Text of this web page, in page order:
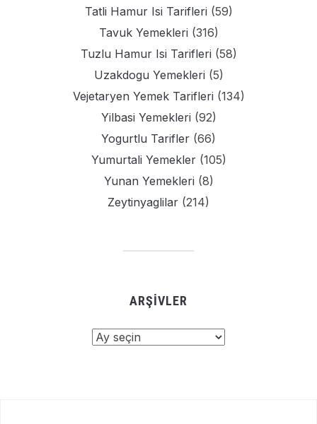
Tatli Hamur Isi Tarifleri (59)
Tavuk Yemekleri (316)
Tuzlu Hamur Isi Tarifleri (58)
Uzakdogu Yemekleri (5)
Vejetaryen Yemek Tarifleri (134)
Yilbasi Yemekleri (92)
Yogurtlu Tarifler (66)
Yumurtali Yemekler(105)
Yunan Yemekleri (8)
Zeytinyaglilar (214)
ARŞIVLER